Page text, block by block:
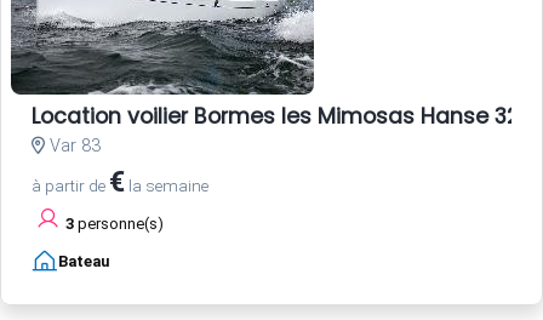
Location voilier Bormes les Mimosas Hanse 325
Var 83
à partir de € la semaine
3 personne(s)
Bateau